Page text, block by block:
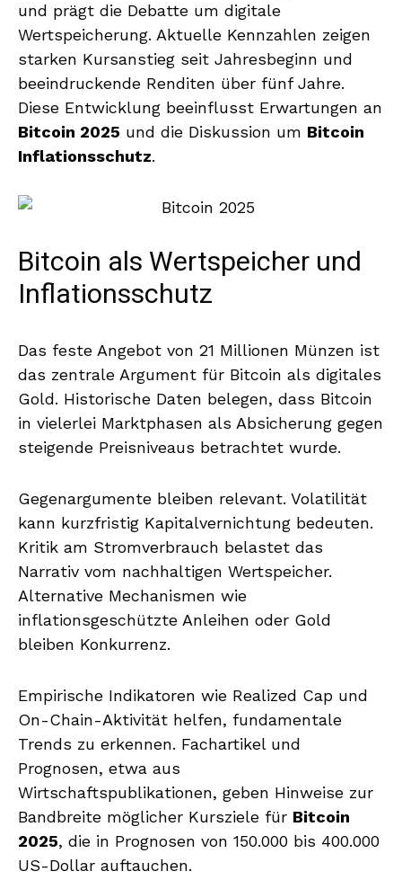
und prägt die Debatte um digitale
Wertspeicherung. Aktuelle Kennzahlen zeigen
starken Kursanstieg seit Jahresbeginn und
beeindruckende Renditen über fünf Jahre.
Diese Entwicklung beeinflusst Erwartungen an
Bitcoin 2025 und die Diskussion um Bitcoin
Inflationsschutz.
Bitcoin als Wertspeicher und
Inflationsschutz
Das feste Angebot von 21 Millionen Münzen ist
das zentrale Argument für Bitcoin als digitales
Gold. Historische Daten belegen, dass Bitcoin
in vielerlei Marktphasen als Absicherung gegen
steigende Preisniveaus betrachtet wurde.
Gegenargumente bleiben relevant. Volatilität
kann kurzfristig Kapitalvernichtung bedeuten.
Kritik am Stromverbrauch belastet das
Narrativ vom nachhaltigen Wertspeicher.
Alternative Mechanismen wie
inflationsgeschützte Anleihen oder Gold
bleiben Konkurrenz.
Empirische Indikatoren wie Realized Cap und
On-Chain-Aktivität helfen, fundamentale
Trends zu erkennen. Fachartikel und
Prognosen, etwa aus
Wirtschaftspublikationen, geben Hinweise zur
Bandbreite möglicher Kursziele für Bitcoin
2025, die in Prognosen von 150.000 bis 400.000
US-Dollar auftauchen.